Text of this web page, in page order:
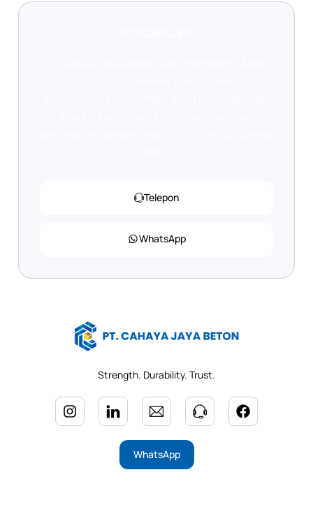
Telepon
WhatsApp
Strength. Durability. Trust.
WhatsApp